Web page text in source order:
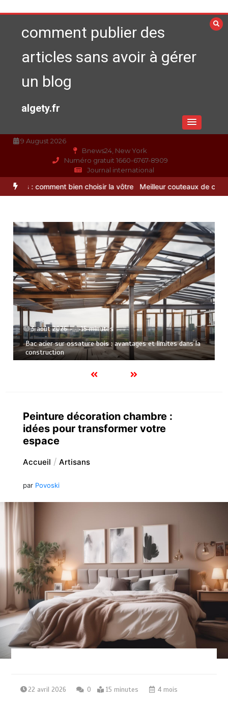
au
contenucomment publier des
articles sans avoir à gérer
un blog
algety.fr
9 August 2026
Bnews24, New York
Numéro gratuit 1660-6767-8909
Journal international
bien choisir la vôtre Meilleur couteaux de cuisine
2 août 2026 12 minutes
Paysagiste mont de marsan : créations et aménagements
sur mesure
Peinture décoration chambre :
idées pour transformer votre
espace
Accueil Artisans
par Povoski
22 avril 2026 0 15 minutes 4 mois